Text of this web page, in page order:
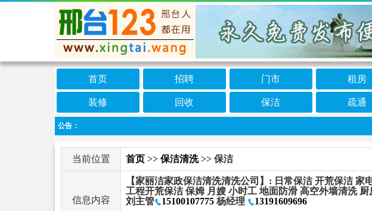
首页 招聘 门市 租房
装修 回收 保洁 疏通
公告：
当前位置 首页 >> 保洁清洗>> 保洁
信息内容
【家丽洁家政保洁清洗清洗公司】: 日常保洁 开荒保洁 家
工程开荒保洁 保姆 月嫂 小时工 地面防滑 高空外墙清洗 厨
刘主管
15100107775 杨经理
13191609696